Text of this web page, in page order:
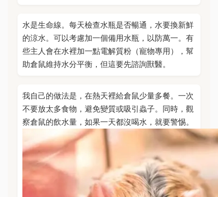
水是生命線。每天檢查水瓶是否暢通，水要換新鮮
的涼水。可以考慮加一個備用水瓶，以防萬一。有
些主人會在水裡加一點電解質粉（寵物專用），幫
助倉鼠維持水分平衡，但這要先諮詢獸醫。
我自己的做法是，在熱天裡給倉鼠少量多餐。一次
不要放太多食物，避免變質或吸引蟲子。同時，觀
察倉鼠的飲水量，如果一天都沒喝水，就要警惕。